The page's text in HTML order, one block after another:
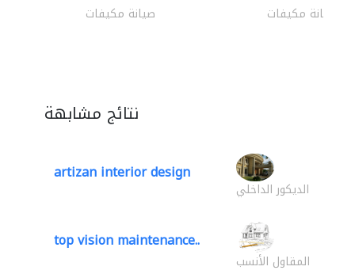
صيانة مكيفات صيانة مكيفات
نتائج مشابهة
artizan interior design
الديكور الداخلي
top vision maintenance..
المقاول الأنسب